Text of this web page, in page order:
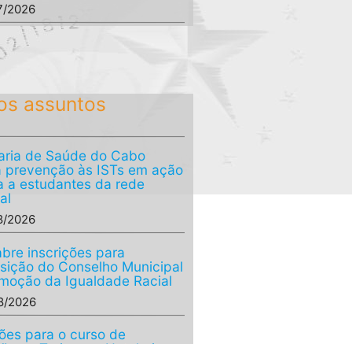
2026
assuntos
de Saúde do Cabo
prevenção às ISTs em ação
a estudantes da rede
2026
inscrições para
do Conselho Municipal
da Igualdade Racial
2026
para o curso de